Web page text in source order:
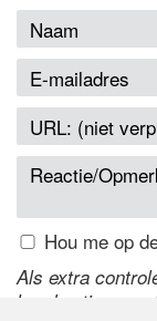
Hou me op
Als extra
handmatige